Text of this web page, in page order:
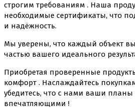
строгим требованиям . Наша
необходимые сертификаты, что
и надёжность.
Мы уверены, что каждый объект
частью вашего идеального
Приобретая проверенные
комфорт . Наслаждайтесь
убедитесь, что с нами ваши планы
впечатляющими !